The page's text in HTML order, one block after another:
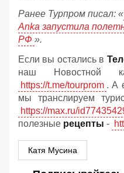
Ранее Турпром писал: «
Anka запустила
РФ ».
Если вы остались в
наш Новостной
https://t.me/tourprom . А
мы транслируем
https://max.ru/
полезные рецепты -
Катя Мусина